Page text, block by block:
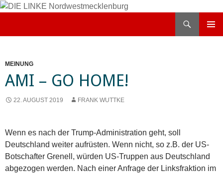
Zum
MEINUNG
AMI – GO HOME!
22. AUGUST 2019 FRANK WUTTKE
Wenn es nach der Trump-Administration geht, soll
Deutschland weiter aufrüsten. Wenn nicht, so z.B. der US-
Botschafter Grenell, würden US-Truppen aus Deutschland
abgezogen werden. Nach einer Anfrage der Linksfraktion im